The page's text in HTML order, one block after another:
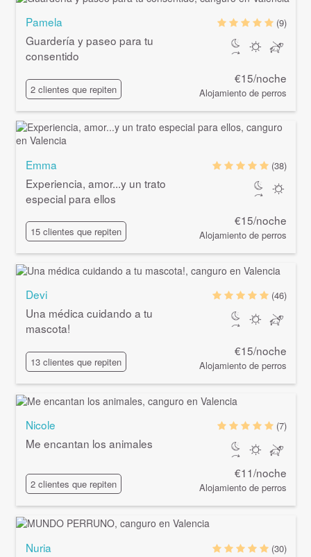
Pamela
Guardería y paseo para tu
consentido
2 clientes que repiten
(9)
€15/noche
Alojamiento de perros
Emma
Experiencia, amor...y un trato
especial para ellos
15 clientes que repiten
(38)
€15/noche
Alojamiento de perros
Devi
Una médica cuidando a tu
mascota!
13 clientes que repiten
(46)
€15/noche
Alojamiento de perros
Nicole
Me encantan los animales
2 clientes que repiten
(7)
€11/noche
Alojamiento de perros
Nuria
(30)